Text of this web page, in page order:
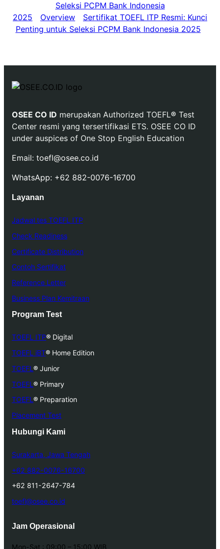
Seleksi PCPM Bank Indonesia
2025
Overview
Sertifikat TOEFL ITP Resmi: Kunci
Penting untuk Seleksi PCPM Bank Indonesia 2025
OSEE CO ID merupakan Authorized TOEFL® Test
Center resmi yang tersertifikasi ETS. OSEE CO ID
under auspices of One Stop English Education
Email: toefl@osee.co.id
WhatsApp: +62 882-0076-16700
Layanan
Jadwal tes TOEFL ITP
Check Readiness
Certificate Distribution
Contoh Sertifikat
Reference Letter
Business Plan Kemitraan
Program Test
TOEFL ITP® Digital
TOEFL iBT® Home Edition
TOEFL ® Junior
TOEFL ® Primary
TOEFL ® Preparation
Placement Test
Hubungi Kami
Surakarta, Jawa Tengah
+62 882-0076-16700
+62 811-2647-784
toefl@osee.co.id
Jam Operasional
Mon-Sat : 09:00 – 15:00 WIB